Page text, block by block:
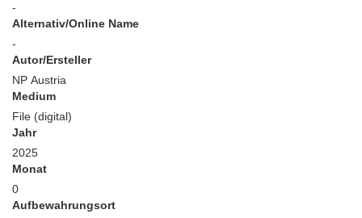
-
Alternativ/Online Name
-
Autor/Ersteller
NP Austria
Medium
File (digital)
Jahr
2025
Monat
0
Aufbewahrungsort